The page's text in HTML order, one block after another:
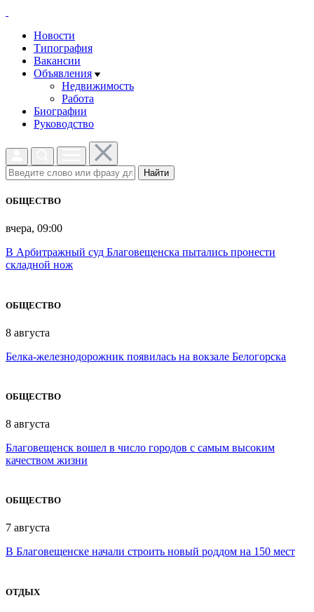
Новости
Типография
Вакансии
Объявления
Недвижимость
Работа
Биографии
Руководство
Найти
ОБЩЕСТВО
вчера, 09:00
В Арбитражный суд Благовещенска пытались пронести
складной нож
ОБЩЕСТВО
8 августа
Белка-железнодорожник появилась на вокзале Белогорска
ОБЩЕСТВО
8 августа
Благовещенск вошел в число городов с самым высоким
качеством жизни
ОБЩЕСТВО
7 августа
В Благовещенске начали строить новый роддом на 150 мест
ОТДЫХ